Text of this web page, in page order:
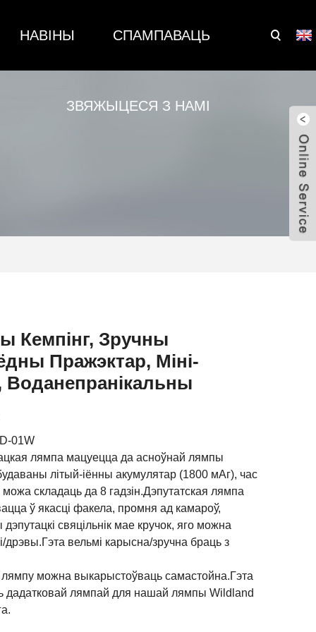
НАВІНЫ СПАМПАВАЦЬ
ЗВЯЖЫЦЕСЯ З НАМІ
Кемпінг, Зручны
Пражэктар, Міні-
Воданепранікальны
01W
лямпа мацуецца да асноўнай лямпы
літый-іённы акумулятар (1800 мАг), час
складаць да 8 гадзін.Дэпутатская лямпа
ў якасці факела, промня ад камароў,
свяцільнік мае кручок, яго можна
дрэвы.Гэта вельмі карысна/зручна браць з
можна выкарыстоўваць самастойна.Гэта
дадатковай лямпай для нашай лямпы Wildland